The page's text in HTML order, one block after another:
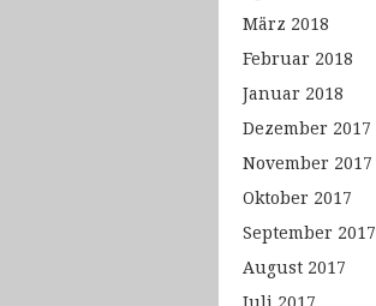
März 2018
Februar 2018
Januar 2018
Dezember 2017
November 2017
Oktober 2017
September 2017
August 2017